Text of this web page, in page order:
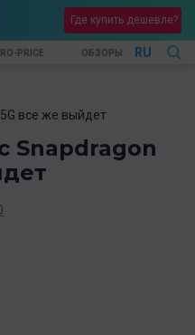
Где купить дешевле?
PRICE ОБЗОРЫ RU
все же выйдет
Snapdragon